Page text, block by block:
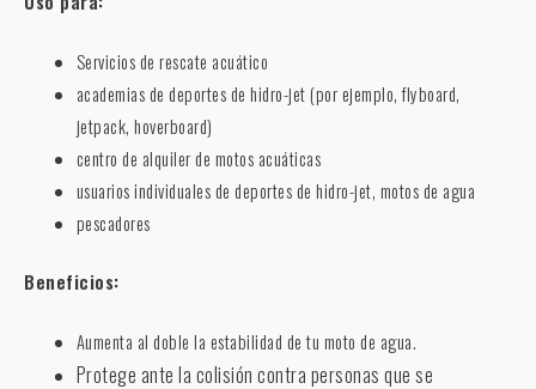
Servicios de rescate acuático
academias de deportes de hidro-jet (por ejemplo, flyboard,
jetpack, hoverboard)
centro de alquiler de motos acuáticas
usuarios individuales de deportes de hidro-jet, motos de agua
pescadores
Beneficios:
Aumenta al doble la estabilidad de tu moto de agua.
Protege ante la colisión contra personas que se